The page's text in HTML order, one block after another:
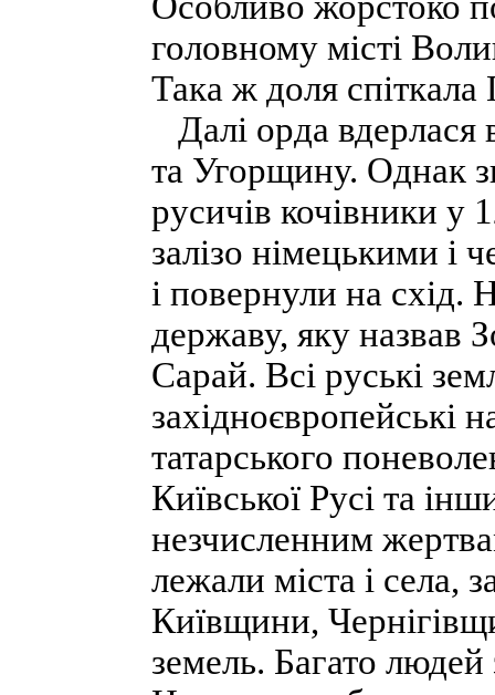
головному місті
Така ж доля спіткала
Далі орда
та Угорщину. Однак
русичів кочівники у
залізо німецькими і
і повернули на схід.
державу, яку назвав
Сарай. Всі руські
західноєвропейські
татарського
Київської Русі та
незчисленним
лежали міста і села,
Київщини,
земель. Багато